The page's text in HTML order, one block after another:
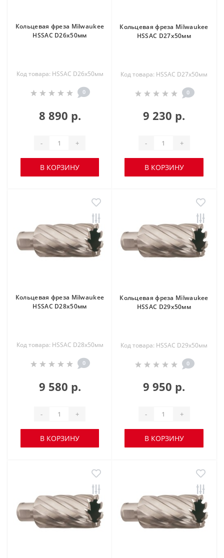
Кольцевая фреза Milwaukee
HSSAC D26х50мм
Код товара: HSSAC D26х50мм
0
8 890 р.
- +
В КОРЗИНУ
Кольцевая фреза Milwaukee
HSSAC D27х50мм
Код товара: HSSAC D27х50мм
0
9 230 р.
- +
В КОРЗИНУ
Кольцевая фреза Milwaukee
HSSAC D28х50мм
Код товара: HSSAC D28х50мм
0
9 580 р.
- +
В КОРЗИНУ
Кольцевая фреза Milwaukee
HSSAC D29х50мм
Код товара: HSSAC D29х50мм
0
9 950 р.
- +
В КОРЗИНУ